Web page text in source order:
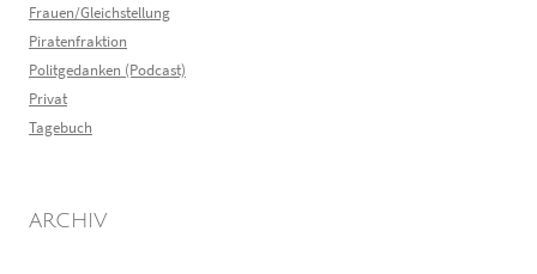
Frauen/Gleichstellung
Piratenfraktion
Politgedanken (Podcast)
Privat
Tagebuch
ARCHIV